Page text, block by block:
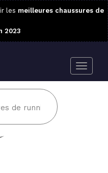
les meilleures chaussures de
2023